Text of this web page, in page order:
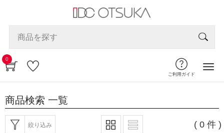
0
ご利用ガイド
商品検索 一覧
絞り込み ( 0 件 )